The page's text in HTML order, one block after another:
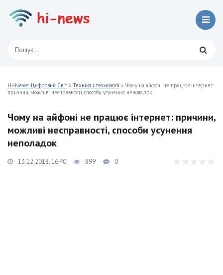
Hi-News: Цифровий Світ » Техніка і технології » Чому на айфоні не працює інтернет:
причини, можливі несправності, способи усунення неполадок
Чому на айфоні не працює інтернет: причини,
можливі несправності, способи усунення
неполадок
13.12.2018, 16:40 899 0